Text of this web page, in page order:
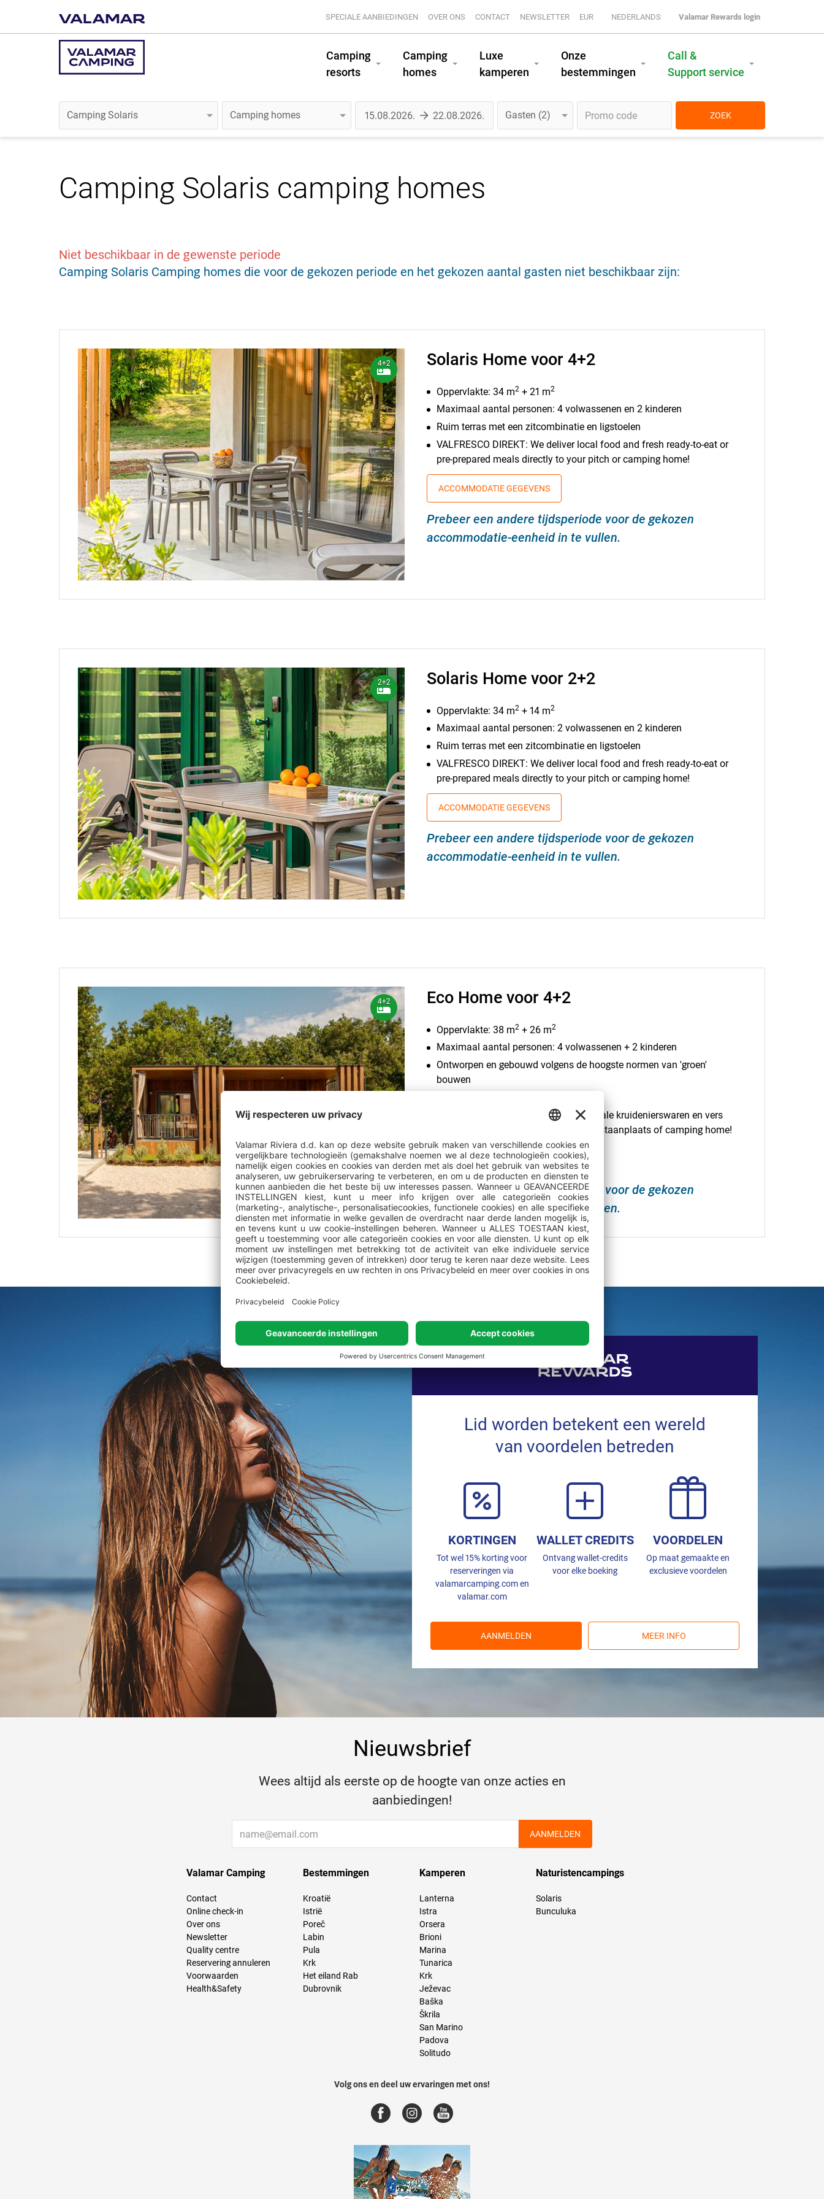
SPECIALE AANBIEDINGEN OVER ONS CONTACT NEWSLETTER EUR NEDERLANDS Valamar Rewards login
Camping
resorts
Camping
homes
Luxe
kamperen
Onze
bestemmingen
Call &
Support service
Gasten 2 ZOEK
Camping Solaris camping homes
Niet beschikbaar in de gewenste periode
Camping Solaris Camping homes die voor de gekozen periode en het gekozen aantal gasten niet beschikbaar zijn:
4+2 Solaris Home voor 4+2
Oppervlakte: 34 m2 + 21 m2
Maximaal aantal personen: 4 volwassenen en 2 kinderen
Ruim terras met een zitcombinatie en ligstoelen
VALFRESCO DIREKT: We deliver local food and fresh ready-to-eat or
pre-prepared meals directly to your pitch or camping home!
ACCOMMODATIE GEGEVENS
Prebeer een andere tijdsperiode voor de gekozen
accommodatie-eenheid in te vullen.
2+2 Solaris Home voor 2+2
Oppervlakte: 34 m2 + 14 m2
Maximaal aantal personen: 2 volwassenen en 2 kinderen
Ruim terras met een zitcombinatie en ligstoelen
VALFRESCO DIREKT: We deliver local food and fresh ready-to-eat or
pre-prepared meals directly to your pitch or camping home!
ACCOMMODATIE GEGEVENS
Prebeer een andere tijdsperiode voor de gekozen
accommodatie-eenheid in te vullen.
4+2 Eco Home voor 4+2
Oppervlakte: 38 m2 + 26 m2
Maximaal aantal personen: 4 volwassenen + 2 kinderen
Ontworpen en gebouwd volgens de hoogste normen van 'groen'
bouwen
VALFRESCO DIREKT: Wij bezorgen lokale kruidenierswaren en vers
bereide kant-en-klare maaltijden op je staanplaats of camping home!
ACCOMMODATIE GEGEVENS
Prebeer een andere tijdsperiode voor de gekozen
accommodatie-eenheid in te vullen.
Lid worden betekent een wereld
van voordelen betreden
KORTINGEN
Tot wel 15% korting voor
reserveringen via
valamarcamping.com en
valamar.com
WALLET CREDITS
Ontvang wallet-credits
voor elke boeking
VOORDELEN
Op maat gemaakte en
exclusieve voordelen
AANMELDEN MEER INFO
Nieuwsbrief
Wees altijd als eerste op de hoogte van onze acties en
aanbiedingen!
AANMELDEN
Valamar Camping
Contact
Online check-in
Over ons
Newsletter
Quality centre
Reservering annuleren
Voorwaarden
Health&Safety
Bestemmingen
Kroatië
Istrië
Poreč
Labin
Pula
Krk
Het eiland Rab
Dubrovnik
Kamperen
Lanterna
Istra
Orsera
Brioni
Marina
Tunarica
Krk
Ježevac
Baška
Škrila
San Marino
Padova
Solitudo
Naturistencampings
Solaris
Bunculuka
Volg ons en deel uw ervaringen met ons!